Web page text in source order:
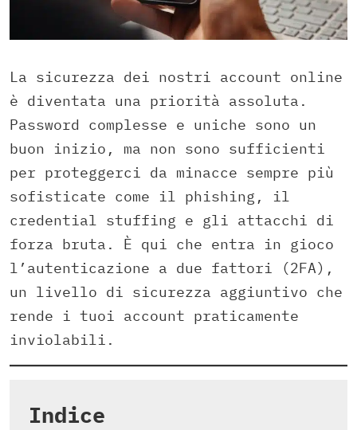
La sicurezza dei nostri account online
è diventata una priorità assoluta.
Password complesse e uniche sono un
buon inizio, ma non sono sufficienti
per proteggerci da minacce sempre più
sofisticate come il phishing, il
credential stuffing e gli attacchi di
forza bruta. È qui che entra in gioco
l’autenticazione a due fattori (2FA),
un livello di sicurezza aggiuntivo che
rende i tuoi account praticamente
inviolabili.
Indice